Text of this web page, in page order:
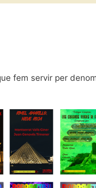
fem servir per